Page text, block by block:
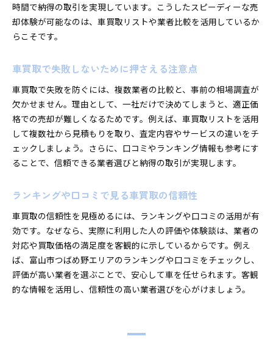
体験談を参考にした車買取成功のポイント
一括査定のメリットとデメリットを徹底解説
一括査定を活用した車買取の効率的な進め方
車買取一括査定のデメリットを正しく理解
電話連絡の多さを回避する車買取交渉術
車買取で後悔しないための一括査定活用法
高価買取を狙うための比較術と実践的ヒント
車買取で高価売却を実現する比較のコツ
ランキングや口コミで見抜く優良業者選び
車買取リストを使った実践的な比較方法
高価買取を目指すためのポイント総まとめ
車買取で納得できる取引を実現する秘訣
時間で納得の取引を実現しています。こうしたスピーディーな売
却体験が可能なのは、車買取リストや業者比較を活用しているか
らこそです。
車買取で失敗しないために押さえる注意点
車買取で失敗を防ぐには、複数業者の比較と、事前の相場調査が
欠かせません。理由として、一社だけで決めてしまうと、適正価
格での売却が難しくなるためです。例えば、車買取リストを活用
して複数社から見積もりを取り、査定内容やサービスの違いをチ
ェックしましょう。さらに、口コミやランキング情報も参考にす
ることで、信頼できる業者選びと納得の取引が実現します。
ランキングや口コミで見る車買取の信頼性
車買取の信頼性を見極めるには、ランキングや口コミの活用が有
効です。なぜなら、実際に利用した人の評価や体験談は、業者の
対応や買取価格の満足度を客観的に示しているからです。例え
ば、富山市つばめ野エリアのランキングや口コミをチェックし、
評価が高い業者を選ぶことで、安心して車を任せられます。客観
的な情報を活用し、信頼性の高い業者選びを心がけましょう。